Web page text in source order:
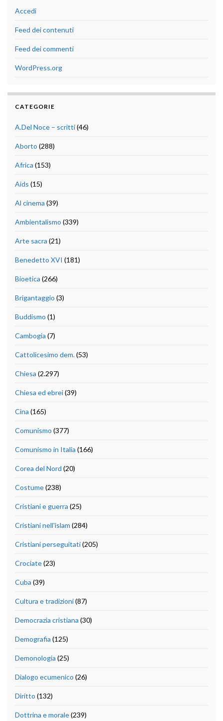
Accedi
Feed dei contenuti
Feed dei commenti
WordPress.org
CATEGORIE
A.Del Noce – scritti(46)
Aborto (288)
Africa (153)
Aids (15)
Al cinema (39)
Ambientalismo (339)
Arte sacra (21)
Benedetto XVI (181)
Bioetica (266)
Brigantaggio (3)
Buddismo (1)
Cambogia (7)
Cattolicesimo dem.(53)
Chiesa (2.297)
Chiesa ed ebrei(39)
Cina (165)
Comunismo (377)
Comunismo in Italia (166)
Corea del Nord (20)
Costume(238)
Cristiani e guerra (25)
Cristiani nell'islam (284)
Cristiani perseguitati(205)
Crociate(23)
Cuba (39)
Cultura e tradizioni(87)
Democrazia cristiana (30)
Demografia (125)
Demonologia (25)
Dialogo ecumenico (26)
Diritto (132)
Dottrina e morale(239)